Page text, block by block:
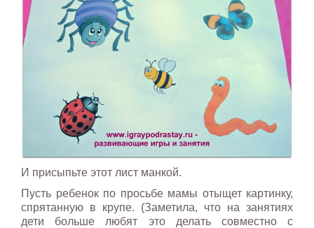
И присыпьте этот лист манкой.
Пусть ребенок по просьбе мамы отыщет картинку,
спрятанную в крупе. (Заметила, что на занятиях
дети больше любят это делать совместно с